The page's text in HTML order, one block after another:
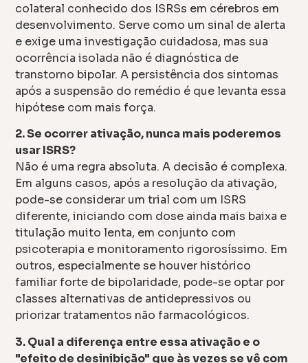
colateral conhecido dos ISRSs em cérebros em
desenvolvimento. Serve como um sinal de alerta
e exige uma investigação cuidadosa, mas sua
ocorrência isolada não é diagnóstica de
transtorno bipolar. A persistência dos sintomas
após a suspensão do remédio é que levanta essa
hipótese com mais força.
2. Se ocorrer ativação, nunca mais poderemos
usar ISRS?
Não é uma regra absoluta. A decisão é complexa.
Em alguns casos, após a resolução da ativação,
pode-se considerar um trial com um ISRS
diferente, iniciando com dose ainda mais baixa e
titulação muito lenta, em conjunto com
psicoterapia e monitoramento rigorosíssimo. Em
outros, especialmente se houver histórico
familiar forte de bipolaridade, pode-se optar por
classes alternativas de antidepressivos ou
priorizar tratamentos não farmacológicos.
3. Qual a diferença entre essa ativação e o
"efeito de desinibição" que às vezes se vê com